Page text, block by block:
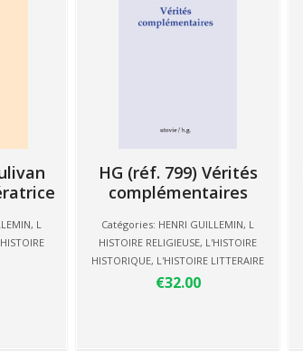
, L
HG (réf. 799) Vérités
complémentaires
Catégories: HENRI GUILLEMIN, L
HISTOIRE RELIGIEUSE, L'HISTOIRE
HISTORIQUE, L'HISTOIRE LITTERAIRE
€32.00